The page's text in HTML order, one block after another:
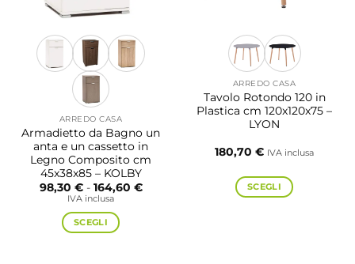
nella
del
prodotto
ARREDO CASA
Armadietto da Bagno un
anta e un cassetto in
Legno Composito cm
45x38x85 – KOLBY
98,30 € - 164,60 €Fascia
IVA inclusa
SCEGLI
ARREDO CASA
Tavolo Rotondo 120 in
Plastica cm 120x120x75 –
LYON
180,70 € IVA inclusa
SCEGLI